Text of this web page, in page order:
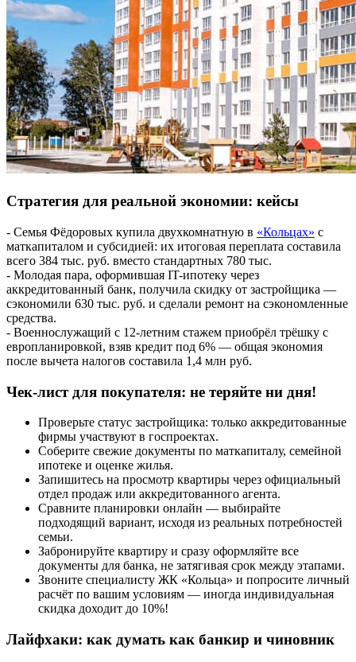
Стратегия для реальной экономии: кейсы
- Семья Фёдоровых купила двухкомнатную в «Кольцах» с
маткапиталом и субсидией: их итоговая переплата составила
всего 384 тыс. руб. вместо стандартных 780 тыс.
- Молодая пара, оформившая IT-ипотеку через
аккредитованный банк, получила скидку от застройщика —
сэкономили 630 тыс. руб. и сделали ремонт на сэкономленные
средства.
- Военнослужащий с 12-летним стажем приобрёл трёшку с
европланировкой, взяв кредит под 6% — общая экономия
после вычета налогов составила 1,4 млн руб.
Чек-лист для покупателя: не теряйте ни дня!
Проверьте статус застройщика: только аккредитованные
фирмы участвуют в госпроектах.
Соберите свежие документы по маткапиталу, семейной
ипотеке и оценке жилья.
Запишитесь на просмотр квартиры через официальный
отдел продаж или аккредитованного агента.
Сравните планировки онлайн — выбирайте
подходящий вариант, исходя из реальных потребностей
семьи.
Забронируйте квартиру и сразу оформляйте все
документы для банка, не затягивая срок между этапами.
Звоните специалисту ЖК «Кольца» и попросите личный
расчёт по вашим условиям — иногда индивидуальная
скидка доходит до 10%!
Лайфхаки: как думать как банкир и чиновник